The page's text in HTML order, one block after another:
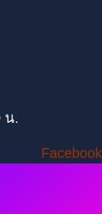
น.
Facebook